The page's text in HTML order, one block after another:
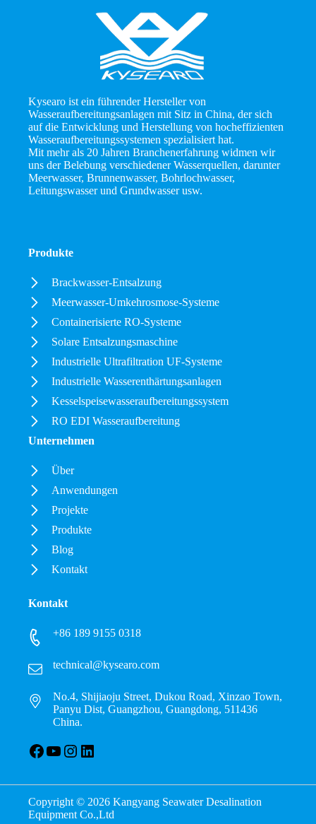
Kysearo ist ein führender Hersteller von
Wasseraufbereitungsanlagen mit Sitz in China, der sich
auf die Entwicklung und Herstellung von hocheffizienten
Wasseraufbereitungssystemen spezialisiert hat.
Mit mehr als 20 Jahren Branchenerfahrung widmen wir
uns der Belebung verschiedener Wasserquellen, darunter
Meerwasser, Brunnenwasser, Bohrlochwasser,
Leitungswasser und Grundwasser usw.
Produkte
Brackwasser-Entsalzung
Meerwasser-Umkehrosmose-Systeme
Containerisierte RO-Systeme
Solare Entsalzungsmaschine
Industrielle Ultrafiltration UF-Systeme
Industrielle Wasserenthärtungsanlagen
Kesselspeisewasseraufbereitungssystem
RO EDI Wasseraufbereitung
Unternehmen
Über
Anwendungen
Projekte
Produkte
Blog
Kontakt
Kontakt
+86 189 9155 0318
technical@kysearo.com
No.4, Shijiaoju Street, Dukou Road, Xinzao Town,
Panyu Dist, Guangzhou, Guangdong, 511436
China.
Facebook
YouTube
Instagram
LinkedIn
Copyright © 2026 Kangyang Seawater Desalination
Equipment Co.,Ltd